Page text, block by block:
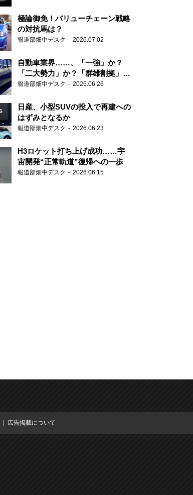
極論御免！バリューチェーン戦略
の対抗馬は？
報道部畑中デスク 2026.07.02
自動車業界……、「一強」か？
「二大勢力」か？「群雄割拠」
か？
報道部畑中デスク 2026.06.26
日産、小型SUVの投入で再建への
はずみとなるか
報道部畑中デスク 2026.06.23
H3ロケット打ち上げ成功……宇
宙開発“正常軌道”復帰への一歩
報道部畑中デスク 2026.06.15
広告掲載について